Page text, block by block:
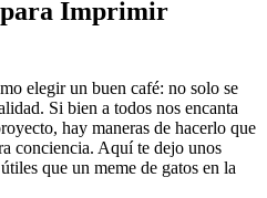
para Imprimir
elegir un buen café: no solo se
Si bien a todos nos encanta
hay maneras de hacerlo que
conciencia. Aquí te dejo unos
que un meme de gatos en la